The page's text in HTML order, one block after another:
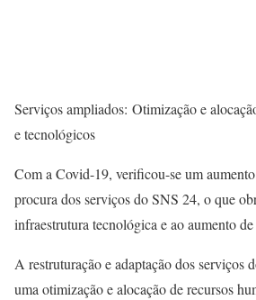
Serviços ampliados: Otimização e
e tecnológicos
Com a Covid-19, verificou-se um
procura dos serviços do SNS 24, o que
infraestrutura tecnológica e ao aumento
A restruturação e adaptação dos serviços
uma otimização e alocação de recursos